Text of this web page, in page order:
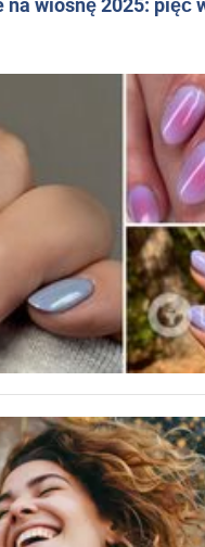
wiosnę 2025: pięć